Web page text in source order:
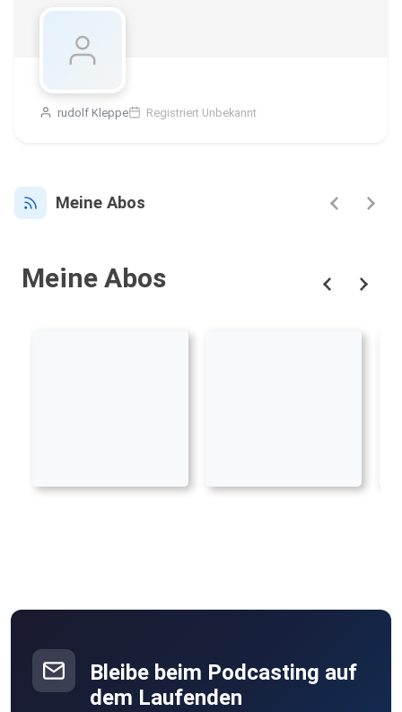
rudolf Kleppe Registriert Unbekannt
Meine Abos
Meine Abos
Bleibe beim Podcasting auf
dem Laufenden